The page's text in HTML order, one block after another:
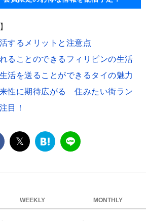
するメリットと注意点
ることのできるフィリピンの生活
活を送ることができるタイの魅力
性に期待広がる 住みたい街ラン
目！
twitterは
ブ
ク
マ
LINE
WEEKLY MONTHLY